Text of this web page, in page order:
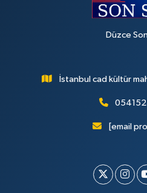
Düzce
İstanbul cad kültür
[email